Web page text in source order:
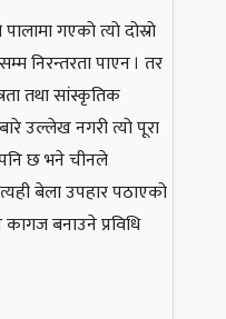
गएको त्यो दोस्रो
निरन्तरता पाएन । तर
तथा सांस्कृतिक
उल्लेख नगरी त्यो पूरा
छ भने चीनले
बेला उपहार पठाएको
बनाउने प्रविधि